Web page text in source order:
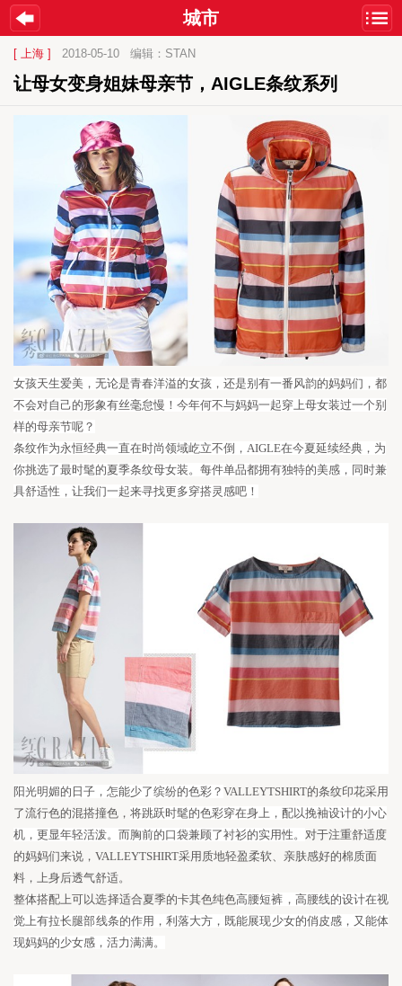
城市
[ 上海 ] 2018-05-10 编辑：STAN
让母女变身姐妹母亲节，AIGLE条纹系列
女孩天生爱美， 无论是青春洋溢的女孩 ， 还是别有一番风韵的妈妈们 ， 都
不会对自己的形象有丝毫怠慢 ！ 今年何不与妈妈一起穿上母女装过一个别
样的母亲节呢？
条纹作为永恒经典一直在时尚领域屹立不倒， AIGLE在今夏延续经典， 为
你挑选了最时髦的夏季条纹母女装。 每件单品都拥有独特的美感，同时兼
具舒适性，让我们一起来寻找更多穿搭灵感吧！
阳光明媚的日子，怎能少了缤纷的色彩？ VALLEYTSHIRT的条纹印花采用
了流行色的混搭撞色， 将跳跃时髦的色彩穿在身上，配以挽袖设计的小心
机，更显年轻活泼。而胸前的口袋兼顾了衬衫的实用性。 对于注重舒适度
的妈妈们来说， VALLEYTSHIRT采用质地轻盈柔软、亲肤感好的棉质面
料 ，上身后透气舒适。
整体搭配上可以选择适合夏季的卡其色纯色高腰短裤 ， 高腰线的设计在视
觉上有拉长腿部线条的作用 ， 利落大方 ，既能展现少女的俏皮感，又能体
现妈妈的少女感 ，活力满满。